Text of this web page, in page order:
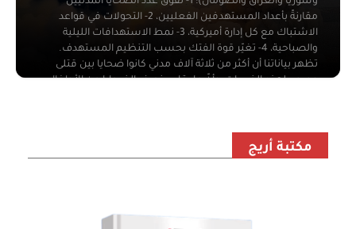
مقارنةً بأعداد المستهدفين الفعليين، 2- التحولات في قواعد
الاشتباك مع كل إدارة أميركية، 3- نمط الاستهدافات الليلية
والصباحية، 4- تغيّر قوة الفتك بحسب التنظيم المستهدف.
تظهر بياناتنا أن أكثر من ثلاثة آلاف مدني كانوا ضحايا بين قتلى
وجرحى لهذه الضربات، وأنّ ما يقارب نصف الضحايا من الأطفال.
مكتبة أريج